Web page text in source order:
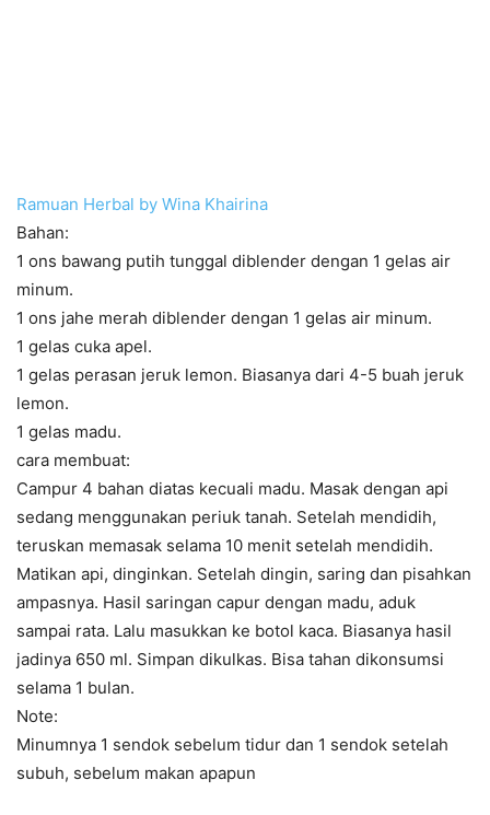
Ramuan Herbal by Wina Khairina
Bahan:
1 ons bawang putih tunggal diblender dengan 1 gelas air
minum.
1 ons jahe merah diblender dengan 1 gelas air minum.
1 gelas cuka apel.
1 gelas perasan jeruk lemon. Biasanya dari 4-5 buah jeruk
lemon.
1 gelas madu.
cara membuat:
Campur 4 bahan diatas kecuali madu. Masak dengan api
sedang menggunakan periuk tanah. Setelah mendidih,
teruskan memasak selama 10 menit setelah mendidih.
Matikan api, dinginkan. Setelah dingin, saring dan pisahkan
ampasnya. Hasil saringan capur dengan madu, aduk
sampai rata. Lalu masukkan ke botol kaca. Biasanya hasil
jadinya 650 ml. Simpan dikulkas. Bisa tahan dikonsumsi
selama 1 bulan.
Note:
Minumnya 1 sendok sebelum tidur dan 1 sendok setelah
subuh, sebelum makan apapun